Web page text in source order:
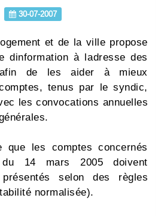
30-07-2007
et de la ville propose
à ladresse des
afin de les aider à mieux
tenus par le syndic,
les convocations annuelles
que les comptes concernés
14 mars 2005 doivent
selon des règles
normalisée).